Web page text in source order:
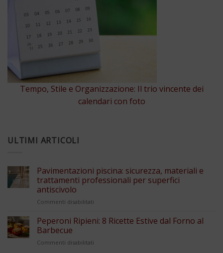
Tempo, Stile e Organizzazione: Il trio vincente dei
calendari con foto
ULTIMI ARTICOLI
Pavimentazioni piscina: sicurezza, materiali e
trattamenti professionali per superfici
antiscivolo
Commenti disabilitati
piscina:
Peperoni Ripieni: 8 Ricette Estive dal Forno al
Barbecue
Commenti disabilitati